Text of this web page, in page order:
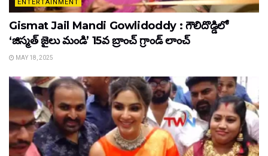
ENTERTAINMENT
Gismat Jail Mandi Gowlidoddy : గౌలిదొడ్డిలో
‘జిస్మత్ జైలు మండి’ 15వ బ్రాంచ్ గ్రాండ్ లాంచ్
MAY 18, 2025